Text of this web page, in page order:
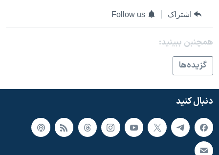
اشتراک Follow us
همچنبن ببینید:
گزيده‌ها
دنبال کنید